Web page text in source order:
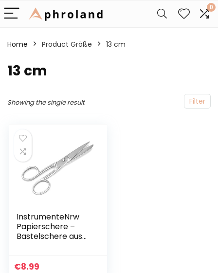
0
Home Product Größe ‎13 cm
‎13 cm
Filter
Showing the single result
InstrumenteNrw
Papierschere –
Bastelschere aus
€8.99